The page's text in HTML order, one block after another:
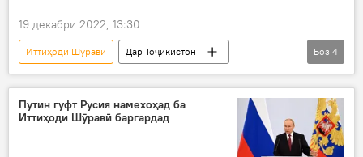
19 декабри 2022, 13:30
Иттиҳоди Шӯравӣ
Дар Тоҷикистон
Навигариҳои варзиши Тоҷикистон
ҷоиза
Қазоқистон
медал
Боз 4
Путин гуфт Русия намехоҳад ба
Иттиҳоди Шӯравӣ баргардад